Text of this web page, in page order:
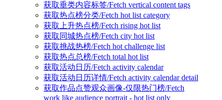
获取垂类内容标签/Fetch vertical content tags
获取热点榜分类/Fetch hot list category
获取上升热点榜/Fetch rising hot list
获取同城热点榜/Fetch city hot list
获取挑战热榜/Fetch hot challenge list
获取热点总榜/Fetch total hot list
获取活动日历/Fetch activity calendar
获取活动日历详情/Fetch activity calendar detail
获取作品点赞观众画像-仅限热门榜/Fetch
work like audience portrait - hot list only